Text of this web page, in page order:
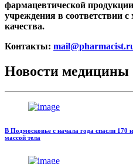
фармацевтической
учреждения в соответствии
качества.
Контакты:
Новости медицины
В Подмосковье с начала года спасли 170
массой тела